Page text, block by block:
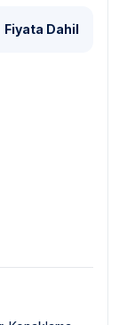
Fiyata Dahil